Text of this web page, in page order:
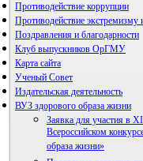
Противодействие коррупции
Противодействие экстремизму
Поздравления и благодарности
Клуб выпускников ОрГМУ
Карта сайта
Ученый Совет
Издательская деятельность
ВУЗ здорового образа жизни
Заявка для участия в
Всероссийском
образа жизни»